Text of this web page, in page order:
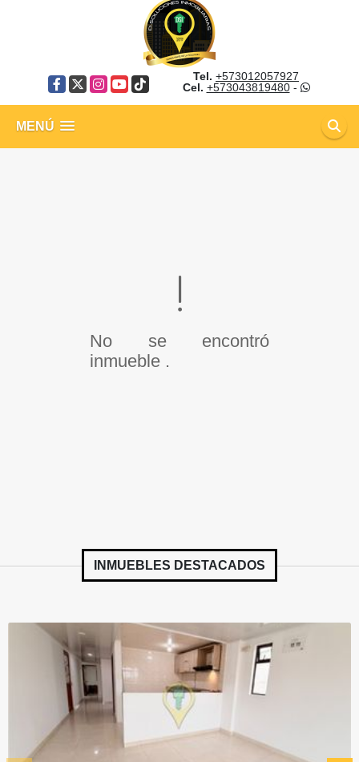
Facebook
X Instagram
YouTube
TikTok
Tel. +573012057927
Cel. +573043819480-
MENÚ
No se encontró
inmueble .
INMUEBLES DESTACADOS